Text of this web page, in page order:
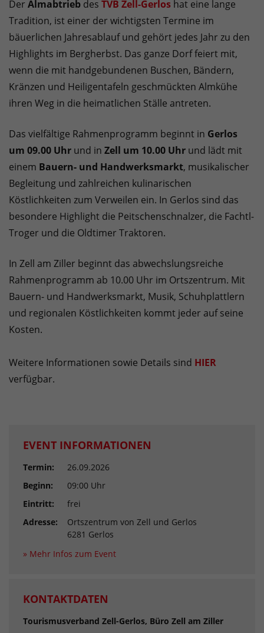
Der Almabtrieb des TVB Zell-Gerlos hat eine lange
Tradition, ist einer der wichtigsten Termine im
bäuerlichen Jahresablauf und gehört jedes Jahr zu den
Highlights im Bergherbst. Das ganze Dorf feiert mit,
wenn die mit handgebundenen Buschen, Bändern,
Kränzen und Heiligentafeln geschmückten Almkühe
ihren Weg in die heimatlichen Ställe antreten.
Das vielfältige Rahmenprogramm beginnt in Gerlos
um 09.00 Uhr und in Zell um 10.00 Uhr und lädt mit
einem Bauern- und Handwerksmarkt, musikalischer
Begleitung und zahlreichen kulinarischen
Köstlichkeiten zum Verweilen ein. In Gerlos sind das
besondere Highlight die Peitschenschnalzer, die Fachtl-
Troger und die Oldtimer Traktoren.
In Zell am Ziller beginnt das abwechslungsreiche
Rahmenprogramm ab 10.00 Uhr im Ortszentrum. Mit
Bauern- und Handwerksmarkt, Musik, Schuhplattlern
und regionalen Köstlichkeiten kommt jeder auf seine
Kosten.
Weitere Informationen sowie Details sind HIER
verfügbar.
EVENT INFORMATIONEN
Termin:
26.09.2026
Beginn:
09:00 Uhr
Eintritt:
frei
Adresse:
Ortszentrum von Zell und Gerlos
6281 Gerlos
» Mehr Infos zum Event
KONTAKTDATEN
Tourismusverband Zell-Gerlos, Büro Zell am Ziller